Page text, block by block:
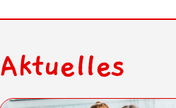
Aktuelles